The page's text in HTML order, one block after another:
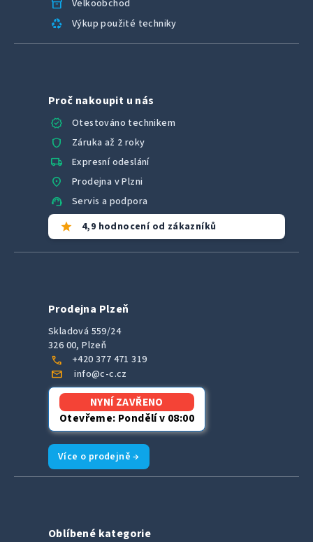
inventory_2 Velkoobchod
recycling Výkup použité techniky
Proč nakoupit u nás
verified
Otestováno technikem
shield Záruka až 2 roky
local_shipping Expresní odeslání
location_on Prodejna v Plzni
support_agent Servis a podpora
star 4,9 hodnocení od zákazníků
Prodejna Plzeň
Skladová 559/24
326 00, Plzeň
call +420 377 471 319
mail info@c-c.cz
NYNÍ ZAVŘENO
Otevřeme: Pondělí v 08:00
Více o prodejně →
Oblíbené kategorie